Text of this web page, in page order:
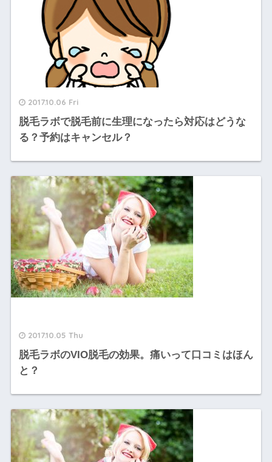
2017.10.06 Fri
脱毛ラボで脱毛前に生理になったら対応はどうな
る？予約はキャンセル？
2017.10.05 Thu
脱毛ラボのVIO脱毛の効果。痛いって口コミはほん
と？